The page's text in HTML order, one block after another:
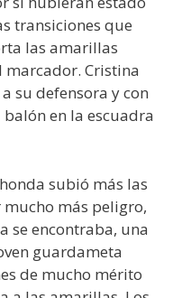
transiciones que
las amarillas
marcador. Cristina
su defensora y con
en la escuadra
subió más las
mucho más peligro,
se encontraba, una
guardameta
de mucho mérito